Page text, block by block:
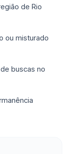
de Rio
ou misturado
buscas no